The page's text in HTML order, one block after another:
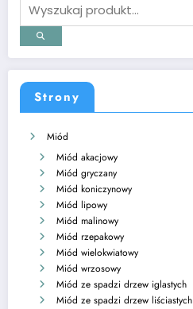
Strony
Miód
Miód akacjowy
Miód gryczany
Miód koniczynowy
Miód lipowy
Miód malinowy
Miód rzepakowy
Miód wielokwiatowy
Miód wrzosowy
Miód ze spadzi drzew iglastych
Miód ze spadzi drzew liściastych